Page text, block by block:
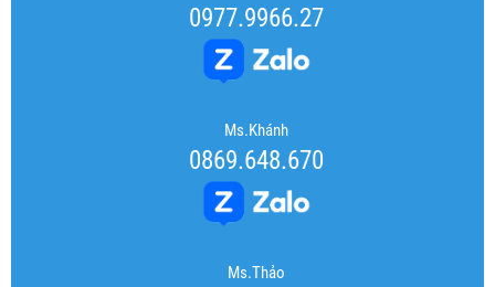
0977.9966.27
Ms.Khánh
0869.648.670
Ms.Thảo